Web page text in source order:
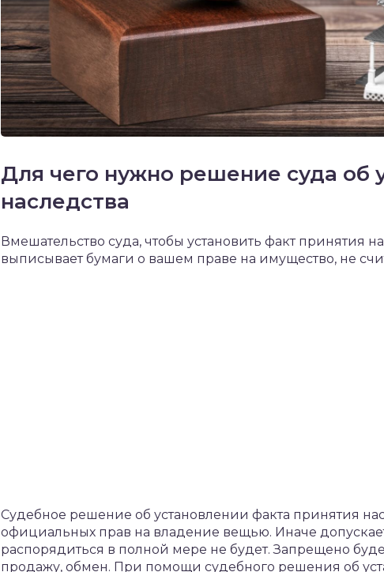
Для чего нужно решение суда об
наследства
Вмешательство суда, чтобы установить факт принятия
выписывает бумаги о вашем праве на имущество, не
Судебное решение об установлении факта принятия
официальных прав на владение вещью. Иначе
распорядиться в полной мере не будет. Запрещено
продажу, обмен. При помощи судебного решения об